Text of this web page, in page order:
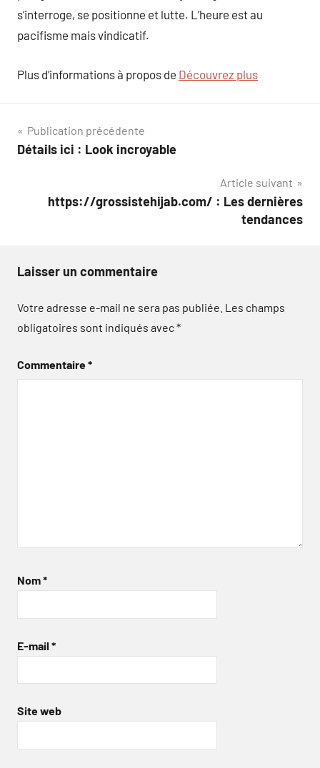
s’interroge, se positionne et lutte. L’heure est au
pacifisme mais vindicatif.
Plus d’informations à propos de Découvrez plus
Navigation
de
Publication précédente
Détails ici : Look incroyable
Article suivant
https://grossistehijab.com/ : Les dernières
tendances
Laisser un commentaire
Votre adresse e-mail ne sera pas publiée. Les champs
obligatoires sont indiqués avec*
Commentaire*
Nom*
E-mail *
Site web